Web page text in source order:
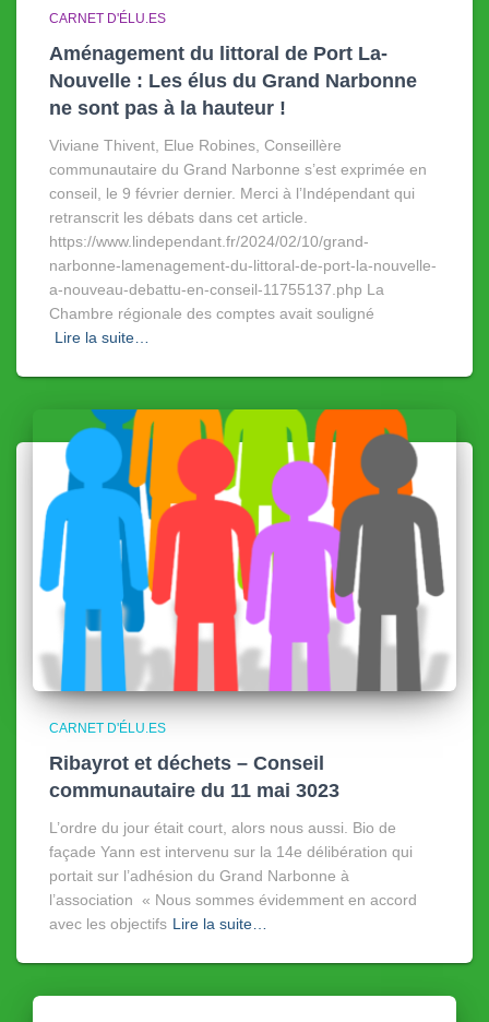
CARNET D'ÉLU.ES
Aménagement du littoral de Port La-
Nouvelle : Les élus du Grand Narbonne
ne sont pas à la hauteur !
Viviane Thivent, Elue Robines, Conseillère
communautaire du Grand Narbonne s’est exprimée en
conseil, le 9 février dernier. Merci à l’Indépendant qui
retranscrit les débats dans cet article.
https://www.lindependant.fr/2024/02/10/grand-
narbonne-lamenagement-du-littoral-de-port-la-nouvelle-
a-nouveau-debattu-en-conseil-11755137.php La
Chambre régionale des comptes avait souligné
Lire la suite…
CARNET D'ÉLU.ES
Ribayrot et déchets – Conseil
communautaire du 11 mai 3023
L’ordre du jour était court, alors nous aussi. Bio de
façade Yann est intervenu sur la 14e délibération qui
portait sur l’adhésion du Grand Narbonne à
l’association « Nous sommes évidemment en accord
avec les objectifs Lire la suite…